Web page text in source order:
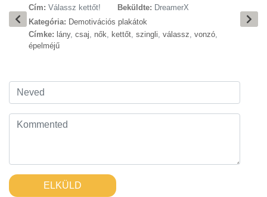
Cím: Válassz kettőt! Beküldte: DreamerX
Kategória: Demotivációs plakátok
Címke: lány, csaj, nők, kettőt, szingli, válassz, vonzó,
épelméjű
ELKÜLD